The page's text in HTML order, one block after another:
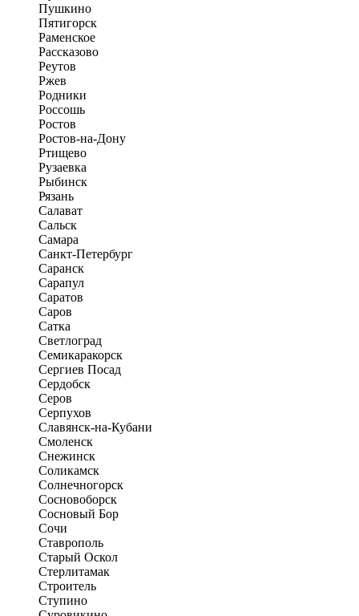
Пушкино
Пятигорск
Раменское
Рассказово
Реутов
Ржев
Родники
Россошь
Ростов
Ростов-на-Дону
Ртищево
Рузаевка
Рыбинск
Рязань
Салават
Сальск
Самара
Санкт-Петербург
Саранск
Сарапул
Саратов
Саров
Сатка
Светлоград
Семикаракорск
Сергиев Посад
Сердобск
Серов
Серпухов
Славянск-на-Кубани
Смоленск
Снежинск
Соликамск
Солнечногорск
Сосновоборск
Сосновый Бор
Сочи
Ставрополь
Старый Оскол
Стерлитамак
Строитель
Ступино